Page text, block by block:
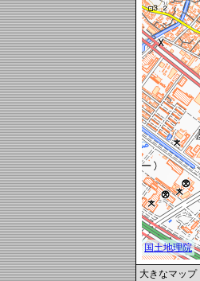
大きなマップ